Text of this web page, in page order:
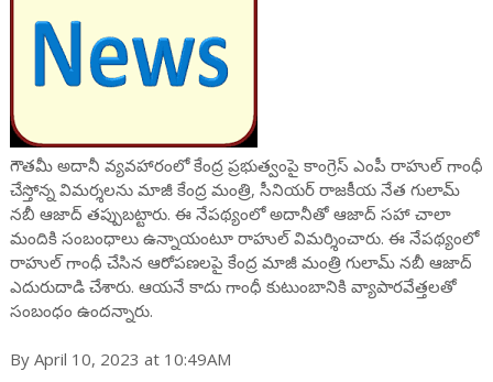
గౌతమీ అదానీ వ్యవహారంలో కేంద్ర ప్రభుత్వంపై కాంగ్రెస్ ఎంపీ రాహుల్ గాంధీ
చేస్తోన్న విమర్శలను మాజీ కేంద్ర మంత్రి, సీనియర్ రాజకీయ నేత గులామ్
నబీ ఆజాద్ తప్పుబట్టారు. ఈ నేపథ్యంలో అదానీతో ఆజాద్ సహా చాలా
మందికి సంబంధాలు ఉన్నాయంటూ రాహుల్ విమర్శించారు. ఈ నేపథ్యంలో
రాహుల్ గాంధీ చేసిన ఆరోపణలపై కేంద్ర మాజీ మంత్రి గులామ్ నబీ ఆజాద్
ఎదురుదాడి చేశారు. ఆయనే కాదు గాంధీ కుటుంబానికి వ్యాపారవేత్తలతో
సంబంధం ఉందన్నారు.
By April 10, 2023 at 10:49AM